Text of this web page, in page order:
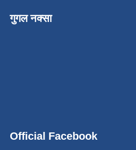
गुगल नक्सा
Official Facebook